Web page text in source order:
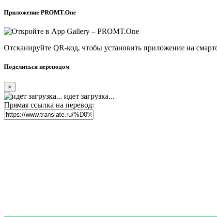
Приложение PROMT.One
Отсканируйте QR-код, чтобы установить приложение на
Поделиться переводом
×
идет загрузка...
Прямая ссылка на перевод: